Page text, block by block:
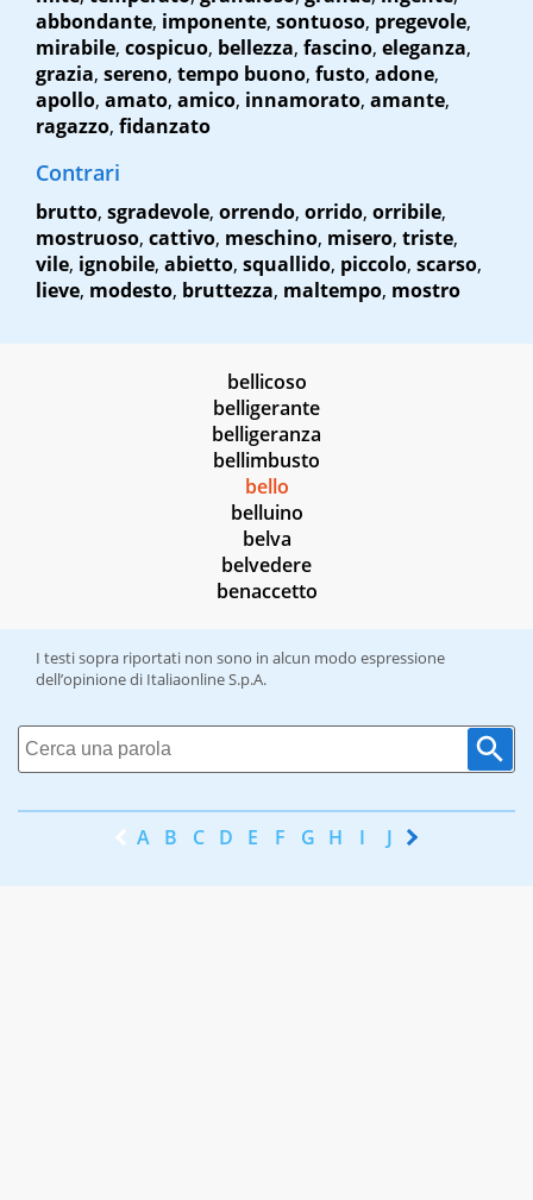
abbondante, imponente, sontuoso, pregevole,
mirabile, cospicuo, bellezza, fascino, eleganza,
grazia, sereno, tempo buono, fusto, adone,
apollo, amato, amico, innamorato, amante,
ragazzo, fidanzato
Contrari
brutto, sgradevole, orrendo, orrido, orribile,
mostruoso, cattivo, meschino, misero, triste,
vile, ignobile, abietto, squallido, piccolo, scarso,
lieve, modesto, bruttezza, maltempo, mostro
bellicoso
belligerante
belligeranza
bellimbusto
bello
belluino
belva
belvedere
benaccetto
I testi sopra riportati non sono in alcun modo espressione
dell’opinione di Italiaonline S.p.A.
A B C D E F G H I J K